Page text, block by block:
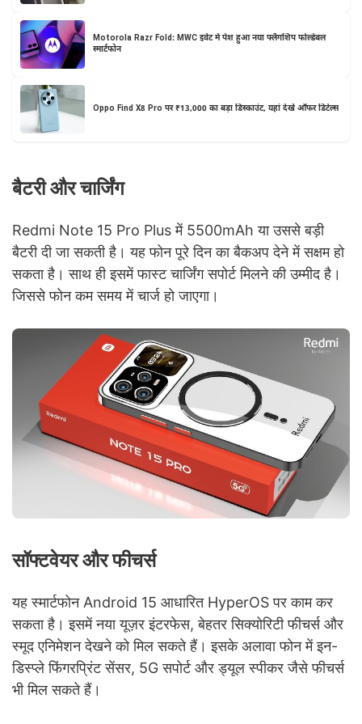
Motorola Razr Fold: MWC इवेंट में पेश हुआ नया फ्लैगशिप फोल्डेबल
स्मार्टफोन
Oppo Find X8 Pro पर ₹13,000 का बड़ा डिस्काउंट, यहां देखें ऑफर डिटेल्स
बैटरी और चार्जिंग
Redmi Note 15 Pro Plus में 5500mAh या उससे बड़ी
बैटरी दी जा सकती है। यह फोन पूरे दिन का बैकअप देने में सक्षम हो
सकता है। साथ ही इसमें फास्ट चार्जिंग सपोर्ट मिलने की उम्मीद है।
जिससे फोन कम समय में चार्ज हो जाएगा।
सॉफ्टवेयर और फीचर्स
यह स्मार्टफोन Android 15 आधारित HyperOS पर काम कर
सकता है। इसमें नया यूज़र इंटरफेस, बेहतर सिक्योरिटी फीचर्स और
स्मूद एनिमेशन देखने को मिल सकते हैं। इसके अलावा फोन में इन-
डिस्प्ले फिंगरप्रिंट सेंसर, 5G सपोर्ट और ड्यूल स्पीकर जैसे फीचर्स
भी मिल सकते हैं।